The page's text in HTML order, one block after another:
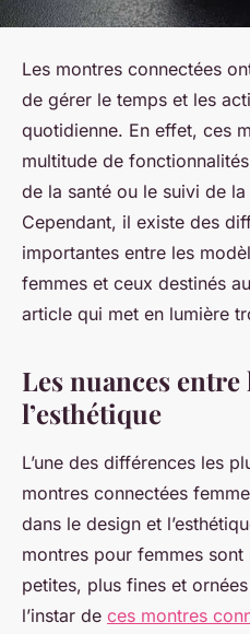
Les montres connectées
de gérer le temps et les
quotidienne. En effet, ces
multitude de
de la santé ou le suivi de
Cependant, il existe des
importantes entre les
femmes et ceux destinés
article qui met en lumière
Les nuances entre
l’esthétique
L’une des différences les
montres connectées
dans le design et
montres pour femmes
petites, plus fines et
l’instar de ces montres